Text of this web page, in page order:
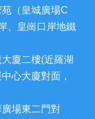
（皇城廣場C
、皇崗口岸地鐵
廈二樓(近羅湖
心大廈對面，
場東二門對